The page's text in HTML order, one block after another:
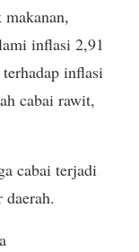
inflasi 2,91
inflasi
cabai rawit,
cabai terjadi